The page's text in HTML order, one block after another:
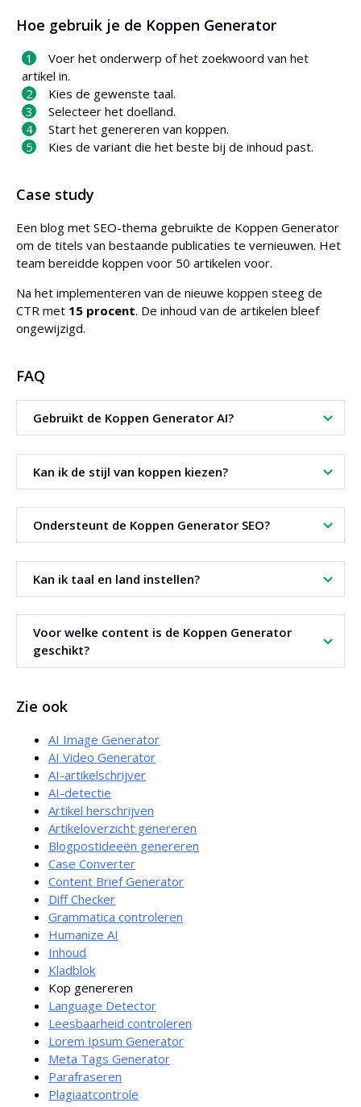
Hoe gebruik je de Koppen Generator
Voer het onderwerp of het zoekwoord van het
artikel in.
Kies de gewenste taal.
Selecteer het doelland.
Start het genereren van koppen.
Kies de variant die het beste bij de inhoud past.
Case study
Een blog met SEO-thema gebruikte de Koppen Generator
om de titels van bestaande publicaties te vernieuwen. Het
team bereidde koppen voor 50 artikelen voor.
Na het implementeren van de nieuwe koppen steeg de
CTR met 15 procent. De inhoud van de artikelen bleef
ongewijzigd.
FAQ
Gebruikt de Koppen Generator AI?
Ja. De tool maakt gebruik van kunstmatige intelligentie.
Kan ik de stijl van koppen kiezen?
Ja. Er zijn verschillende kopstijlen beschikbaar.
Ondersteunt de Koppen Generator SEO?
Ja. De koppen worden opgesteld op basis van analyse van
zoekresultaten.
Kan ik taal en land instellen?
Ja. Je kiest de taal en de gewenste markt.
Voor welke content is de Koppen Generator
geschikt?
Zie ook
AI Image Generator
AI Video Generator
AI-artikelschrijver
AI-detectie
Artikel herschrijven
Artikeloverzicht genereren
Blogpostideeën genereren
Case Converter
Content Brief Generator
Diff Checker
Grammatica controleren
Humanize AI
Inhoud
Kladblok
Kop genereren
Language Detector
Leesbaarheid controleren
Lorem Ipsum Generator
Meta Tags Generator
Parafraseren
Plagiaatcontrole